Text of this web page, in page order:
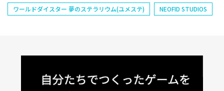
ワールドダイスター 夢のステラリウム(ユメステ)
NEOFID STUDIOS